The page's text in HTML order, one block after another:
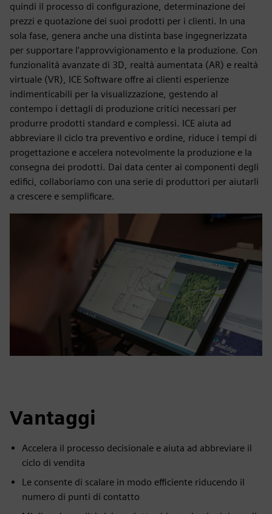
quindi il processo di configurazione, determinazione dei
prezzi e quotazione dei suoi prodotti per i clienti. In una
sola fase, genera anche una distinta base ingegnerizzata
per supportare l'approvvigionamento e la produzione. Con
funzionalità avanzate di 3D, realtà aumentata (AR) e realtà
virtuale (VR), ICE Software offre ai clienti esperienze
indimenticabili per la visualizzazione, gestendo al
contempo i dettagli di produzione critici necessari per
produrre prodotti standard e complessi. ICE aiuta ad
abbreviare il ciclo tra preventivo e ordine, riduce i tempi di
progettazione e accelera notevolmente la produzione e la
consegna dei prodotti. Dai data center ai componenti degli
edifici, collaboriamo con una serie di produttori per aiutarli
a crescere e semplificare.
Vantaggi
Accelera il processo decisionale e aiuta ad abbreviare il
ciclo di vendita
Le consente di scalare in modo efficiente riducendo il
numero di punti di contatto